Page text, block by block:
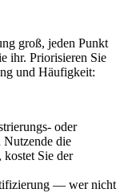
groß, jeden Punkt
ihr. Priorisieren Sie
und Häufigkeit:
oder
die
kostet Sie der
— wer nicht